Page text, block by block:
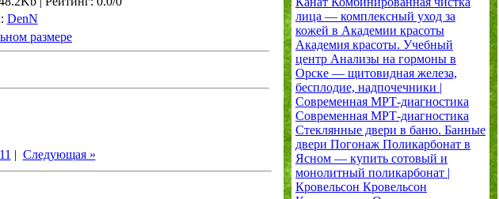
: DenN
размере
11 | Следующая »
лица — комплексный уход за
кожей в Академии красоты
Академия красоты. Учебный
центр Анализы на гормоны в
Орске — щитовидная железа,
бесплодие, надпочечники |
Современная МРТ-диагностика
Современная МРТ-диагностика
Стеклянные двери в баню. Банные
двери Погонаж Поликарбонат в
Ясном — купить сотовый и
монолитный поликарбонат |
Кровельсон Кровельсон